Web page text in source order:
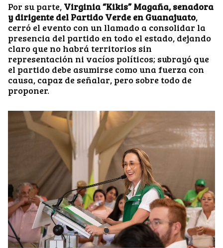
Por su parte, Virginia “Kikis” Magaña, senadora
y dirigente del Partido Verde en Guanajuato,
cerró el evento con un llamado a consolidar la
presencia del partido en todo el estado, dejando
claro que no habrá territorios sin
representación ni vacíos políticos; subrayó que
el partido debe asumirse como una fuerza con
causa, capaz de señalar, pero sobre todo de
proponer.